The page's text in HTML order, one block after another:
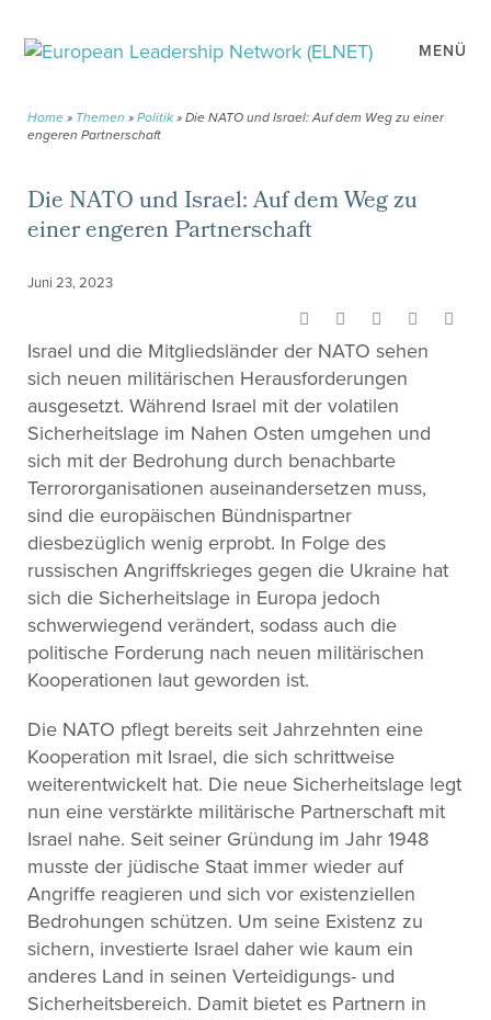
MENÜ
Home » Themen » Politik» Die NATO und Israel: Auf dem Weg zu einer
engeren Partnerschaft
Die NATO und Israel: Auf dem Weg zu
einer engeren Partnerschaft
Juni 23, 2023
Israel und die Mitgliedsländer der NATO sehen
sich neuen militärischen Herausforderungen
ausgesetzt. Während Israel mit der volatilen
Sicherheitslage im Nahen Osten umgehen und
sich mit der Bedrohung durch benachbarte
Terrororganisationen auseinandersetzen muss,
sind die europäischen Bündnispartner
diesbezüglich wenig erprobt. In Folge des
russischen Angriffskrieges gegen die Ukraine hat
sich die Sicherheitslage in Europa jedoch
schwerwiegend verändert, sodass auch die
politische Forderung nach neuen militärischen
Kooperationen laut geworden ist.
Die NATO pflegt bereits seit Jahrzehnten eine
Kooperation mit Israel, die sich schrittweise
weiterentwickelt hat. Die neue Sicherheitslage legt
nun eine verstärkte militärische Partnerschaft mit
Israel nahe. Seit seiner Gründung im Jahr 1948
musste der jüdische Staat immer wieder auf
Angriffe reagieren und sich vor existenziellen
Bedrohungen schützen. Um seine Existenz zu
sichern, investierte Israel daher wie kaum ein
anderes Land in seinen Verteidigungs- und
Sicherheitsbereich. Damit bietet es Partnern in